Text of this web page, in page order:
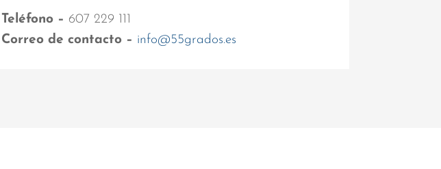
Teléfono – 607 229 111
Correo de contacto – info@55grados.es